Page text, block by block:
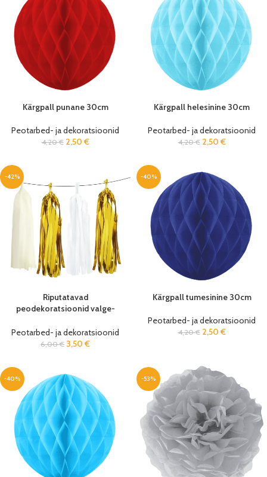
Kärgpall punane 30cm
Peotarbed- ja dekoratsioonid
4,20€ 2,50 €
Kärgpall helesinine 30cm
Peotarbed- ja dekoratsioonid
4,20€ 2,50 €
-42%
Riputatavad
peodekoratsioonid valge-
Peotarbed- ja dekoratsioonid
6,00€ 3,50 €
-40%
Kärgpall tumesinine 30cm
Peotarbed- ja dekoratsioonid
4,20€ 2,50 €
-40% -53%